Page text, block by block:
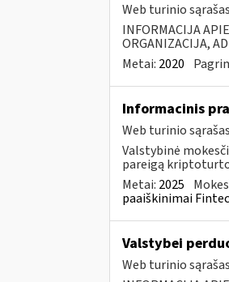
Web turinio sąrašas
INFORMACIJA
ORGANIZACIJA,
Metai: 2020
Informacinis
Web turinio sąrašas
Valstybinė
pareigą
Metai: 2025
paaiškinimai
Valstybei
Web turinio sąrašas